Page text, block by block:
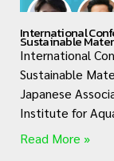
International
Sustainable
International
Sustainable
Japanese
Institute for
Read More »